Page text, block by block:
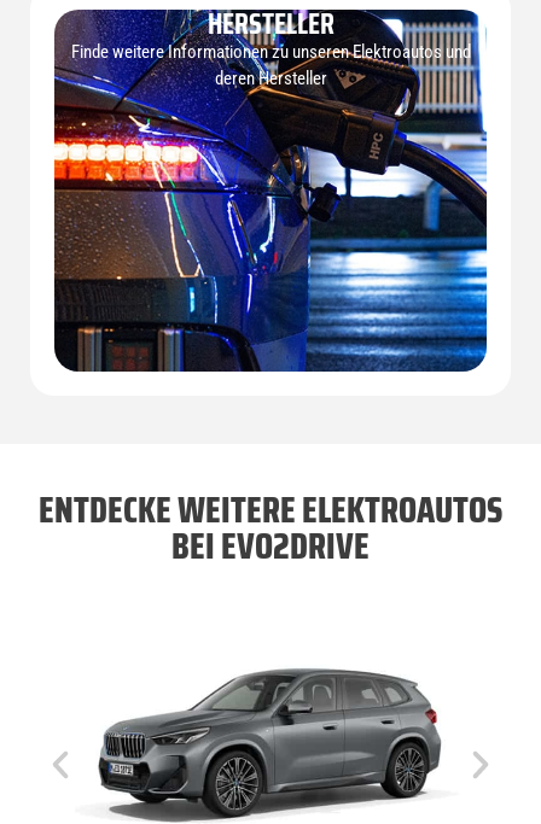
HERSTELLER
Finde weitere Informationen zu unseren Elektroautos und
deren Hersteller
ENTDECKE WEITERE ELEKTROAUTOS
BEI EVO2DRIVE